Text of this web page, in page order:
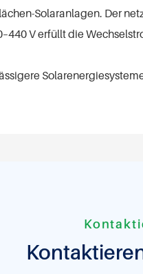
Solaranlagen. Der
V erfüllt die